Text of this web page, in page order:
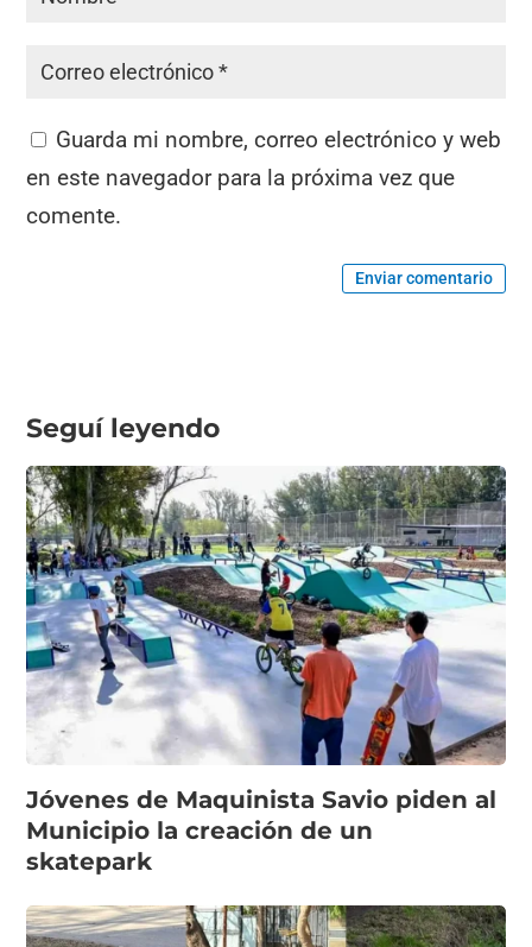
Guarda mi nombre, correo electrónico y web
en este navegador para la próxima vez que
comente.
Enviar comentario
Seguí leyendo
Jóvenes de Maquinista Savio piden al
Municipio la creación de un
skatepark